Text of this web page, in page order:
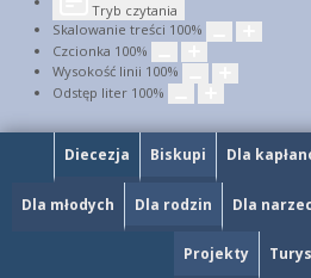
Tryb czytania
Skalowanie treści 100%
Czcionka 100%
Wysokość linii 100%
Odstęp liter 100%
Diecezja Biskupi Dla
Dla młodych Dla rodzin Dla
Projekty